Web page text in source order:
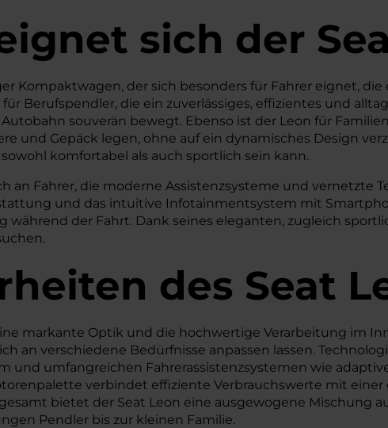
sich der
Kompaktwagen, der sich besonders für Fahrer eignet,
Berufspendler, die ein zuverlässiges, effizientes und
souverän bewegt. Ebenso ist der Leon für
und Gepäck legen, ohne auf ein dynamisches Design
komfortabel als auch sportlich sein kann.
an Fahrer, die moderne Assistenzsysteme und
und das intuitive Infotainmentsystem mit
der Fahrt. Dank seines eleganten, zugleich
des Seat
markante Optik und die hochwertige Verarbeitung im
an verschiedene Bedürfnisse anpassen lassen.
und umfangreichen Fahrerassistenzsystemen wie
verbindet effiziente Verbrauchswerte mit
bietet der Seat Leon eine ausgewogene Mischung
Pendler bis zur kleinen Familie.